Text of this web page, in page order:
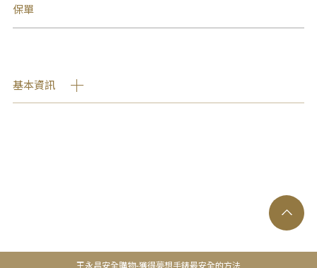
保單
基本資訊
王永昌安全購物-獲得夢想手錶最安全的方法